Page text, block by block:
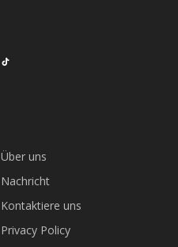
Über uns
Nachricht
Kontaktiere uns
Privacy Policy